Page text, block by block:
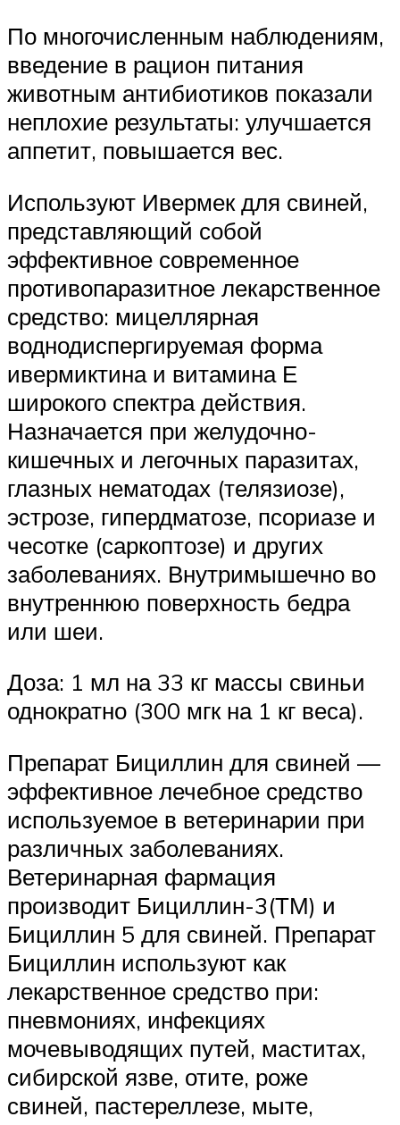
По многочисленным наблюдениям,
введение в рацион питания
животным антибиотиков показали
неплохие результаты: улучшается
аппетит, повышается вес.
Используют Ивермек для свиней,
представляющий собой
эффективное современное
противопаразитное лекарственное
средство: мицеллярная
воднодиспергируемая форма
ивермиктина и витамина Е
широкого спектра действия.
Назначается при желудочно-
кишечных и легочных паразитах,
глазных нематодах (телязиозе),
эстрозе, гипердматозе, псориазе и
чесотке (саркоптозе) и других
заболеваниях. Внутримышечно во
внутреннюю поверхность бедра
или шеи.
Доза: 1 мл на 33 кг массы свиньи
однократно (300 мгк на 1 кг веса).
Препарат Бициллин для свиней —
эффективное лечебное средство
используемое в ветеринарии при
различных заболеваниях.
Ветеринарная фармация
производит Бициллин-3(ТМ) и
Бициллин 5 для свиней. Препарат
Бициллин используют как
лекарственное средство при:
пневмониях, инфекциях
мочевыводящих путей, маститах,
сибирской язве, отите, роже
свиней, пастереллезе, мыте,